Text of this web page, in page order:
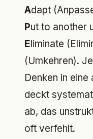
Adapt
Put to another
Eliminate
(Umkehren).
Denken in eine
deckt
ab, das
oft verfehlt.